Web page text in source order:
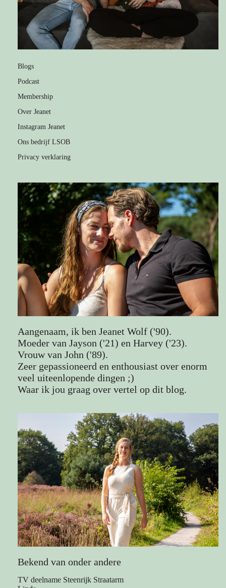
Blogs
Podcast
Membership
Over Jeanet
Instagram Jeanet
Ons bedrijf LSOB
Privacy verklaring
Aangenaam, ik ben Jeanet Wolf ('90).
Moeder van Jayson ('21) en Harvey ('23).
Vrouw van John ('89).
Zeer gepassioneerd en enthousiast over enorm
veel uiteenlopende dingen ;)
Waar ik jou graag over vertel op dit blog.
Bekend van onder andere
TV deelname Steenrijk Straatarm